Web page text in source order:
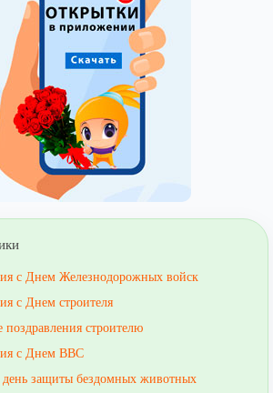
с Днем Железнодорожных войск
с Днем строителя
строителю
с Днем ВВС
защиты бездомных животных